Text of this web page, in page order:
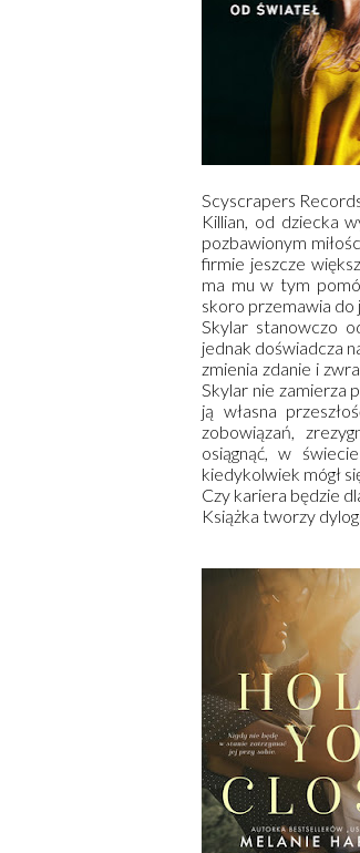
Scyscrapers
Killian, od dziecka
pozbawionym
firmie jeszcze
ma mu w tym
skoro przemawia do
Skylar stanowczo
jednak doświadcza
zmienia zdanie i
Skylar nie zamierza
ją własna
zobowiązań,
osiągnąć, w
kiedykolwiek mógł
Czy kariera będzie
Książka tworzy